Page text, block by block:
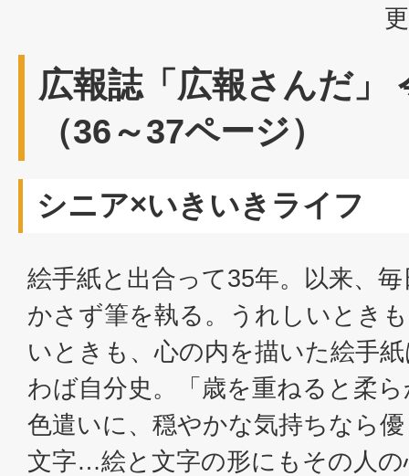
広報誌「広報さんだ」
（36～37ページ）
シニア×いきいきライフ
絵手紙と出合って35年。以来、毎
かさず筆を執る。うれしいとき
いときも、心の内を描いた絵手
わば自分史。「歳を重ねると柔
色遣いに、穏やかな気持ちなら
文字…絵と文字の形にもその人の